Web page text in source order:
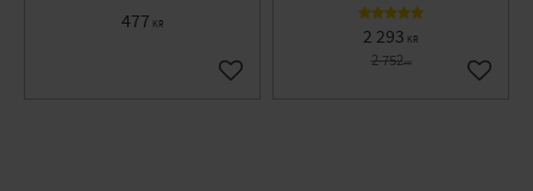
477 KR
Lägg till i favoriter
2 293 KR
2 752KR
Lägg